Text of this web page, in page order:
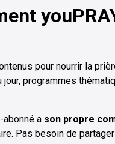
pour nourrir la
programmes
abonné a son propre
Pas besoin de